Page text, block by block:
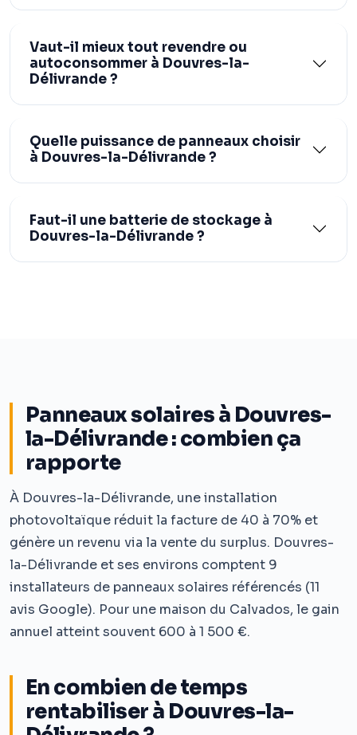
Panneaux solaires à Douvres-
la-Délivrande : combien ça
rapporte
À Douvres-la-Délivrande, une installation
photovoltaïque réduit la facture de 40 à 70% et
génère un revenu via la vente du surplus. Douvres-
la-Délivrande et ses environs comptent 9
installateurs de panneaux solaires référencés (11
avis Google). Pour une maison du Calvados, le gain
annuel atteint souvent 600 à 1 500 €.
En combien de temps
rentabiliser à Douvres-la-
Vaut-il mieux tout revendre ou
autoconsommer à Douvres-la-
Délivrande ?
Quelle puissance de panneaux choisir
à Douvres-la-Délivrande ?
Faut-il une batterie de stockage à
Douvres-la-Délivrande ?